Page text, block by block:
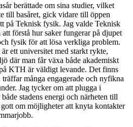
berättade om sina studier, vilket
till basåret, gick vidare till öppen
på Teknisk fysik. Jag valde Teknisk
förstå hur saker fungerar på djupet
fysik för att lösa verkliga problem.
ett universitet med starkt rykte,
där man får växa både akademiskt
KTH är väldigt levande. Det finns
många engagerade och nyfikna
Jag tycker om att plugga i
stadens energi och närheten till
om möjligheter att knyta kontakter